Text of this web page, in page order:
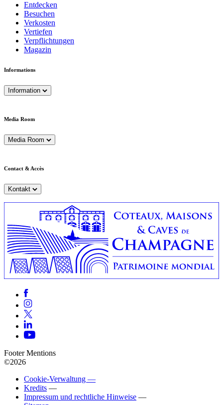
Entdecken
Besuchen
Verkosten
Vertiefen
Verpflichtungen
Magazin
Informations
Information
Media Room
Media Room
Contact & Accès
Kontakt
Footer Mentions
©2026
Cookie-Verwaltung —
Kredits —
Impressum und rechtliche Hinweise —